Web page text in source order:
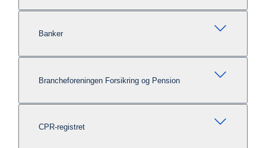
Banker
Brancheforeningen Forsikring og Pension
CPR-registret